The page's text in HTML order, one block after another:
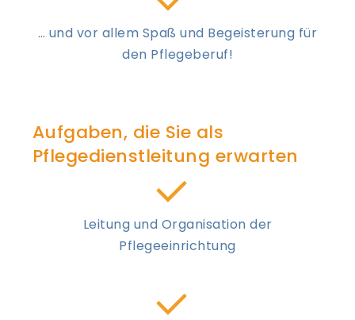
… und vor allem Spaß und Begeisterung für
den Pflegeberuf!
Aufgaben, die Sie als
Pflegedienstleitung erwarten
Leitung und Organisation der
Pflegeeinrichtung